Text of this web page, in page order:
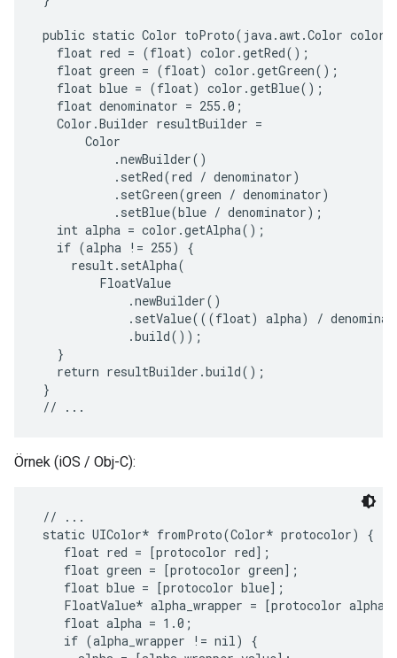
public static Color toProto(java.awt.Color
   float red = (float) color.getRed();
   float green = (float) color.getGreen();
   float blue = (float) color.getBlue();
   float denominator = 255.0;
   Color.Builder resultBuilder =
       Color
           .newBuilder()
           .setRed(red / denominator)
           .setGreen(green / denominator)
           .setBlue(blue / denominator);
   int alpha = color.getAlpha();
   if (alpha != 255) {
     result.setAlpha(
         FloatValue
             .newBuilder()
.setValue(((float) alpha) /
             .build());
   }
   return resultBuilder.build();
}
Örnek (iOS / Obj-C):
// ...
static UIColor* fromProto(Color* protocolor) {
    float red = [protocolor red];
    float green = [protocolor green];
    float blue = [protocolor blue];
FloatValue* alpha_wrapper = [protocolor
    float alpha = 1.0;
    if (alpha_wrapper != nil) {